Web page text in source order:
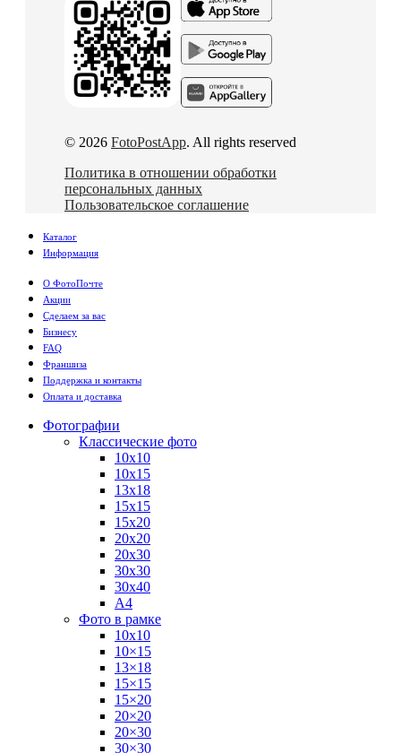
© 2026 FotoPostApp. All rights reserved
Политика в отношении обработки
персональных данных
Пользовательское соглашение
Каталог
Информация
О ФотоПочте
Акции
Сделаем за вас
Бизнесу
FAQ
Франшиза
Поддержка и контакты
Оплата и доставка
Фотографии
Классические фото
10х10
10х15
13х18
15х15
15х20
20х20
20х30
30х30
30х40
А4
Фото в рамке
10х10
10×15
13×18
15×15
15×20
20×20
20×30
30×30